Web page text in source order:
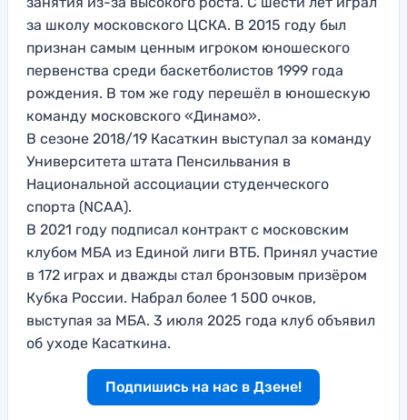
за школу московского ЦСКА. В 2015 году был
признан самым ценным игроком юношеского
первенства среди баскетболистов 1999 года
рождения. В том же году перешёл в юношескую
команду московского «Динамо».
В сезоне 2018/19 Касаткин выступал за команду
Университета штата Пенсильвания в
Национальной ассоциации студенческого
спорта (NCAA).
В 2021 году подписал контракт с московским
клубом МБА из Единой лиги ВТБ. Принял участие
в 172 играх и дважды стал бронзовым призёром
Кубка России. Набрал более 1 500 очков,
выступая за МБА. 3 июля 2025 года клуб объявил
об уходе Касаткина.
Подпишись на нас в Дзене!